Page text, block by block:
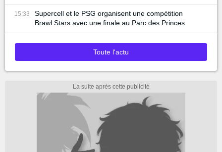
15:33
Supercell et le PSG organisent une compétition
Brawl Stars avec une finale au Parc des Princes
Toute l'actu